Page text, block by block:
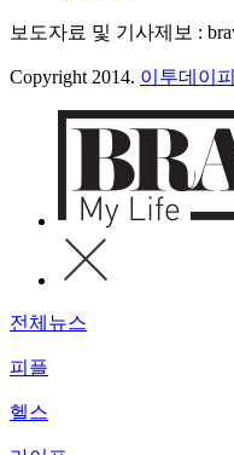
보도자료 및 기사제보 :
Copyright 2014. 이투데이
전체뉴스
피플
헬스